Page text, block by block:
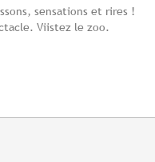
sensations et rires !
Viistez le zoo.